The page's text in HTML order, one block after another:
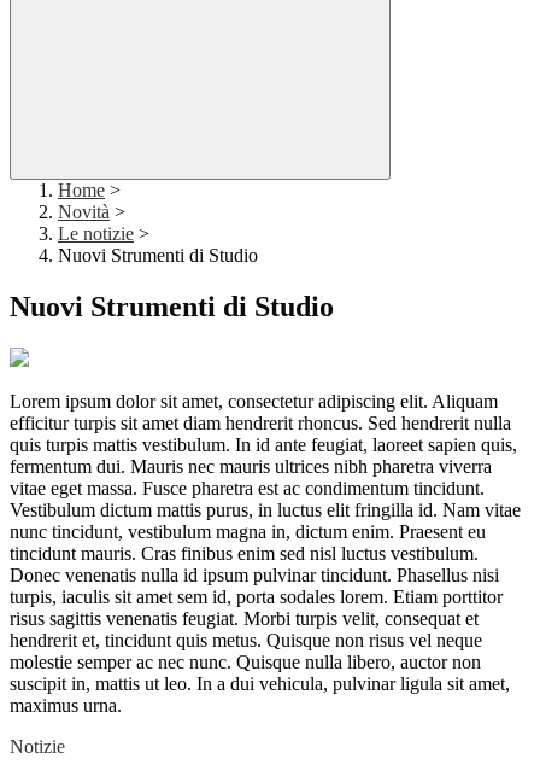
Home >
Novità >
Le notizie >
Nuovi Strumenti di Studio
Nuovi Strumenti di Studio
Lorem ipsum dolor sit amet, consectetur adipiscing elit. Aliquam
efficitur turpis sit amet diam hendrerit rhoncus. Sed hendrerit nulla
quis turpis mattis vestibulum. In id ante feugiat, laoreet sapien quis,
fermentum dui. Mauris nec mauris ultrices nibh pharetra viverra
vitae eget massa. Fusce pharetra est ac condimentum tincidunt.
Vestibulum dictum mattis purus, in luctus elit fringilla id. Nam vitae
nunc tincidunt, vestibulum magna in, dictum enim. Praesent eu
tincidunt mauris. Cras finibus enim sed nisl luctus vestibulum.
Donec venenatis nulla id ipsum pulvinar tincidunt. Phasellus nisi
turpis, iaculis sit amet sem id, porta sodales lorem. Etiam porttitor
risus sagittis venenatis feugiat. Morbi turpis velit, consequat et
hendrerit et, tincidunt quis metus. Quisque non risus vel neque
molestie semper ac nec nunc. Quisque nulla libero, auctor non
suscipit in, mattis ut leo. In a dui vehicula, pulvinar ligula sit amet,
maximus urna.
Notizie